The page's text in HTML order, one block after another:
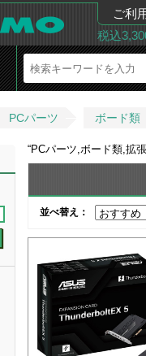
ご利
税込
PCパーツ ボード類
“PCパーツ,ボード類,拡
並べ替え：